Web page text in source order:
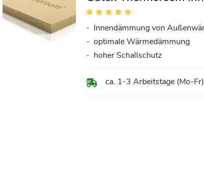
Bewertung:
ca. 1-3 Arbeitstage (Mo-Fr)
Innendämmung von
optimale Wärmedämmung
hoher Schallschutz